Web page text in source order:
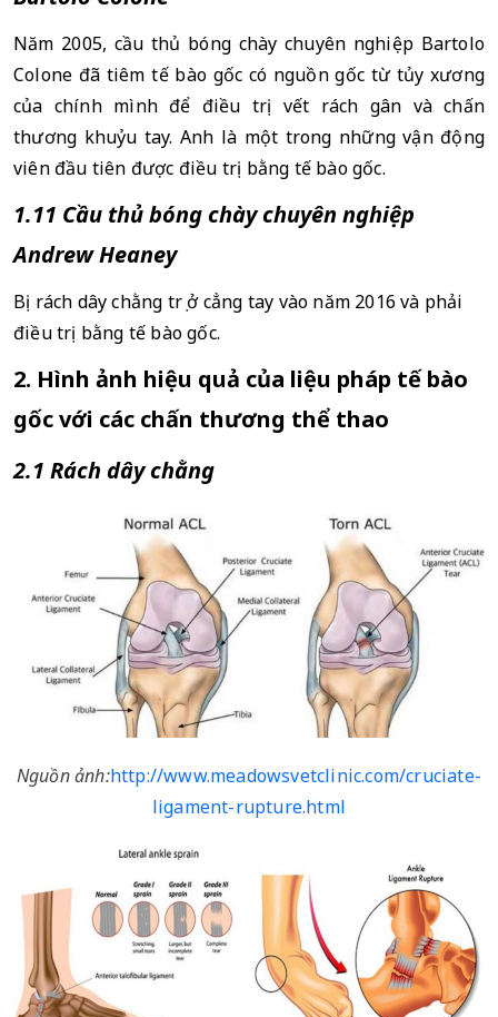
Năm 2005, cầu thủ bóng chày chuyên nghiệp Bartolo
Colone đã tiêm tế bào gốc có nguồn gốc từ tủy xương
của chính mình để điều trị vết rách gân và chấn
thương khuỷu tay. Anh là một trong những vận động
viên đầu tiên được điều trị bằng tế bào gốc.
1.11 Cầu thủ bóng chày chuyên nghiệp
Andrew Heaney
Bị rách dây chằng trụ ở cẳng tay vào năm 2016 và phải
điều trị bằng tế bào gốc.
2. Hình ảnh hiệu quả của liệu pháp tế bào
gốc với các chấn thương thể thao
2.1 Rách dây chằng
Nguồn ảnh:http://www.meadowsvetclinic.com/cruciate-
ligament-rupture.html